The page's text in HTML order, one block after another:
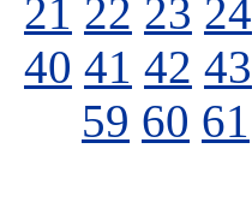
21 22 23 24
40 41 42 43
59 60 61